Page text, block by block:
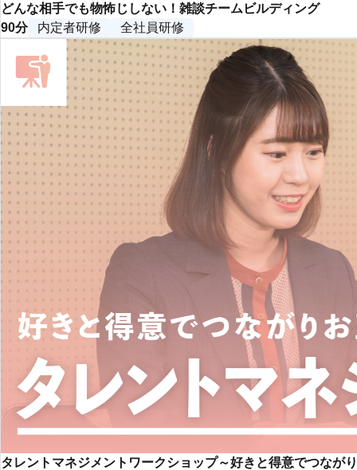
どんな相手でも物怖じしない！雑談チームビルディング
90分
内定者研修 全社員研修
タレントマネジメントワークショップ～好きと得意でつなが